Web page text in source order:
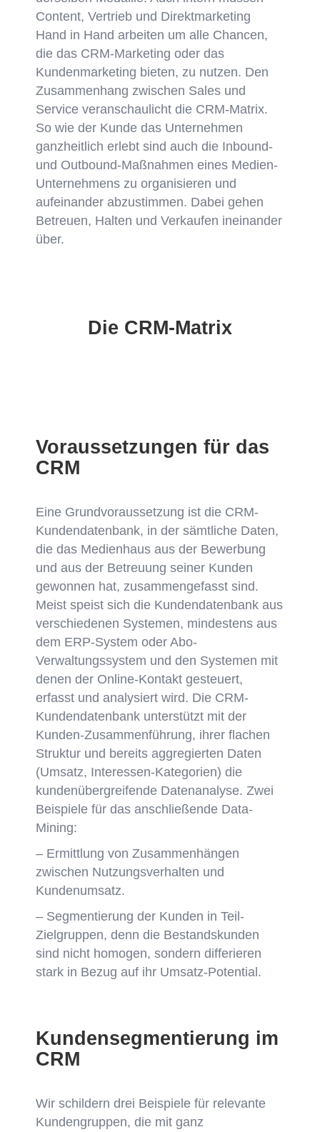
Content, Vertrieb und Direktmarketing
Hand in Hand arbeiten um alle Chancen,
die das CRM-Marketing oder das
Kundenmarketing bieten, zu nutzen. Den
Zusammenhang zwischen Sales und
Service veranschaulicht die CRM-Matrix.
So wie der Kunde das Unternehmen
ganzheitlich erlebt sind auch die Inbound-
und Outbound-Maßnahmen eines Medien-
Unternehmens zu organisieren und
aufeinander abzustimmen. Dabei gehen
Betreuen, Halten und Verkaufen ineinander
über.
Die CRM-Matrix
Voraussetzungen für das
CRM
Eine Grundvoraussetzung ist die CRM-
Kundendatenbank, in der sämtliche Daten,
die das Medienhaus aus der Bewerbung
und aus der Betreuung seiner Kunden
gewonnen hat, zusammengefasst sind.
Meist speist sich die Kundendatenbank aus
verschiedenen Systemen, mindestens aus
dem ERP-System oder Abo-
Verwaltungssystem und den Systemen mit
denen der Online-Kontakt gesteuert,
erfasst und analysiert wird. Die CRM-
Kundendatenbank unterstützt mit der
Kunden-Zusammenführung, ihrer flachen
Struktur und bereits aggregierten Daten
(Umsatz, Interessen-Kategorien) die
kundenübergreifende Datenanalyse. Zwei
Beispiele für das anschließende Data-
Mining:
– Ermittlung von Zusammenhängen
zwischen Nutzungsverhalten und
Kundenumsatz.
– Segmentierung der Kunden in Teil-
Zielgruppen, denn die Bestandskunden
sind nicht homogen, sondern differieren
stark in Bezug auf ihr Umsatz-Potential.
Kundensegmentierung im
CRM
Wir schildern drei Beispiele für relevante
Kundengruppen, die mit ganz